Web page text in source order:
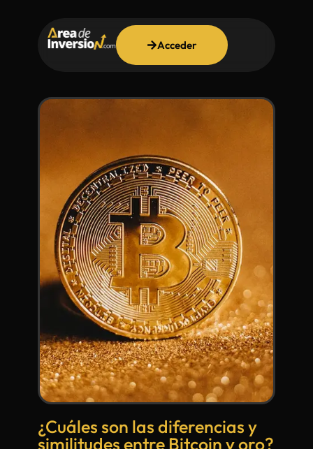
Acceder
¿Cuáles son las diferencias y
similitudes entre Bitcoin y oro?